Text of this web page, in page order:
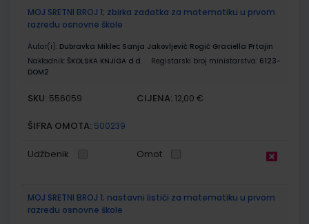
MOJ SRETNI BROJ 1; zbirka zadatka za matematiku u prvom
razredu osnovne škole
Autor(i): Dubravka Miklec Sanja Jakovljević Rogić Graciella Prtajin
Nakladnik: ŠKOLSKA KNJIGA d.d. Registarski broj ministarstva: 6123-
DOM2
SKU: 556059 CIJENA: 12,00 €
ŠIFRA OMOTA: 500239
Udžbenik Omot
MOJ SRETNI BROJ 1; nastavni listići za matematiku u prvom
razredu osnovne škole